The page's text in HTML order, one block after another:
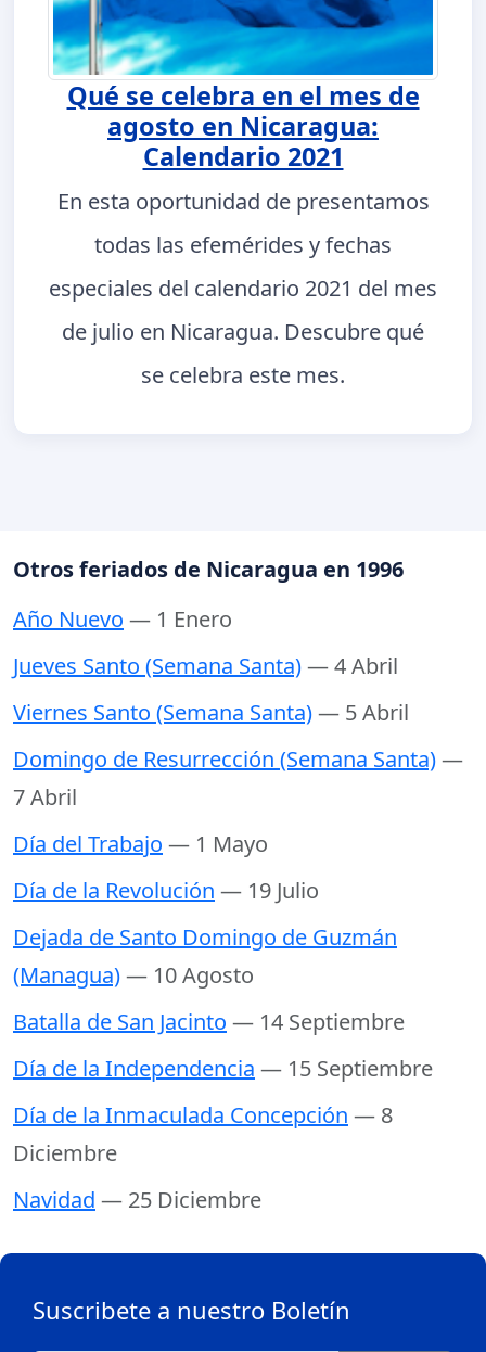
Qué se celebra en el mes de
agosto en Nicaragua:
Calendario 2021
En esta oportunidad de presentamos
todas las efemérides y fechas
especiales del calendario 2021 del mes
de julio en Nicaragua. Descubre qué
se celebra este mes.
Otros feriados de Nicaragua en 1996
Año Nuevo — 1 Enero
Jueves Santo (Semana Santa)— 4 Abril
Viernes Santo (Semana Santa)— 5 Abril
Domingo de Resurrección (Semana Santa)—
7 Abril
Día del Trabajo — 1 Mayo
Día de la Revolución — 19 Julio
Dejada de Santo Domingo de Guzmán
(Managua)— 10 Agosto
Batalla de San Jacinto — 14 Septiembre
Día de la Independencia — 15 Septiembre
Día de la Inmaculada Concepción — 8
Diciembre
Navidad — 25 Diciembre
Suscribete a nuestro Boletín